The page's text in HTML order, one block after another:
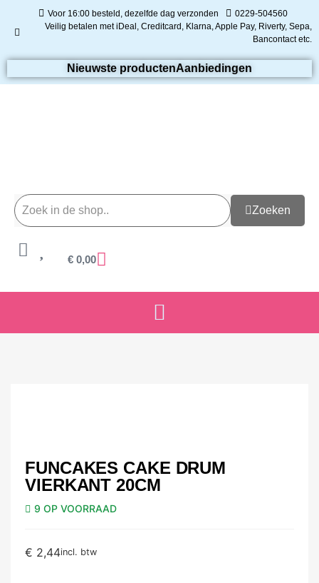
Voor 16:00 besteld, dezelfde dag verzonden
0229-504560
Veilig betalen met iDeal, Creditcard, Klarna, Apple Pay, Riverty, Sepa,
Bancontact etc.
Nieuwste productenAanbiedingen
Zoeken
€ 0,00
FUNCAKES CAKE DRUM
VIERKANT 20CM
9 OP VOORRAAD
€ 2,44incl. btw